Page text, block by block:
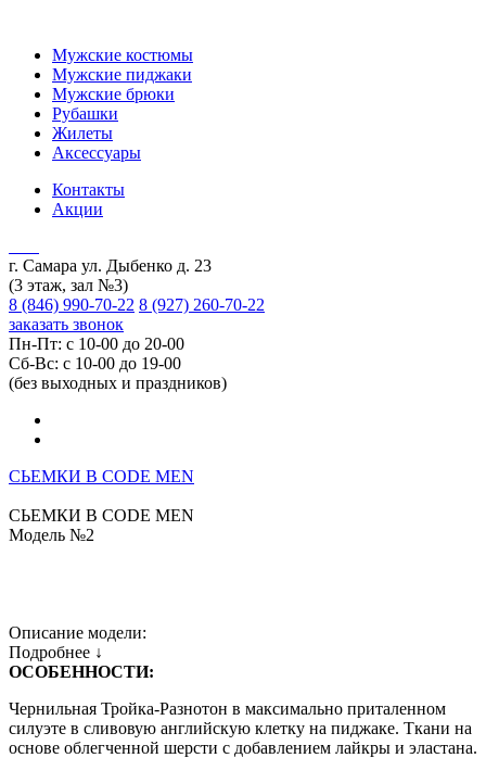
Мужские костюмы
Мужские пиджаки
Мужские брюки
Рубашки
Жилеты
Аксессуары
Контакты
Акции
г. Самара ул. Дыбенко д. 23
(3 этаж, зал №3)
8 (846) 990-70-22 8 (927) 260-70-22
заказать звонок
Пн-Пт: с 10-00 до 20-00
Сб-Вс: с 10-00 до 19-00
(без выходных и праздников)
СЬЕМКИ В СODE MEN
СЬЕМКИ В СODE MEN
Модель №2
Описание модели:
Подробнее ↓
ОСОБЕННОСТИ:
Чернильная Тройка-Разнотон в максимально приталенном
силуэте в сливовую английскую клетку на пиджаке. Ткани на
основе облегченной шерсти с добавлением лайкры и эластана.